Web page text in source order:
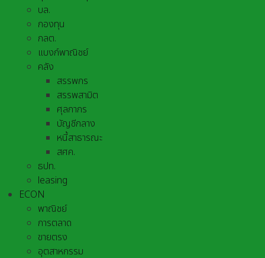
บล.
กองทุน
กลต.
แบงก์พาณิชย์
คลัง
สรรพกร
สรรพสามิต
ศุลกากร
บัญชีกลาง
หนี้สาธารณะ
สศค.
ธปท.
leasing
ECON
พาณิชย์
การตลาด
ขายตรง
อุตสาหกรรม